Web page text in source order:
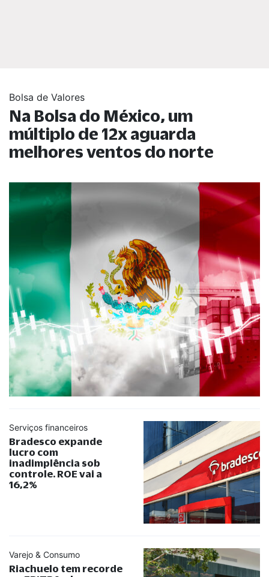
Bolsa de Valores
Na Bolsa do México, um
múltiplo de 12x aguarda
melhores ventos do norte
Serviços financeiros
Bradesco expande
lucro com
inadimplência sob
controle. ROE vai a
16,2%
Varejo & Consumo
Riachuelo tem recorde